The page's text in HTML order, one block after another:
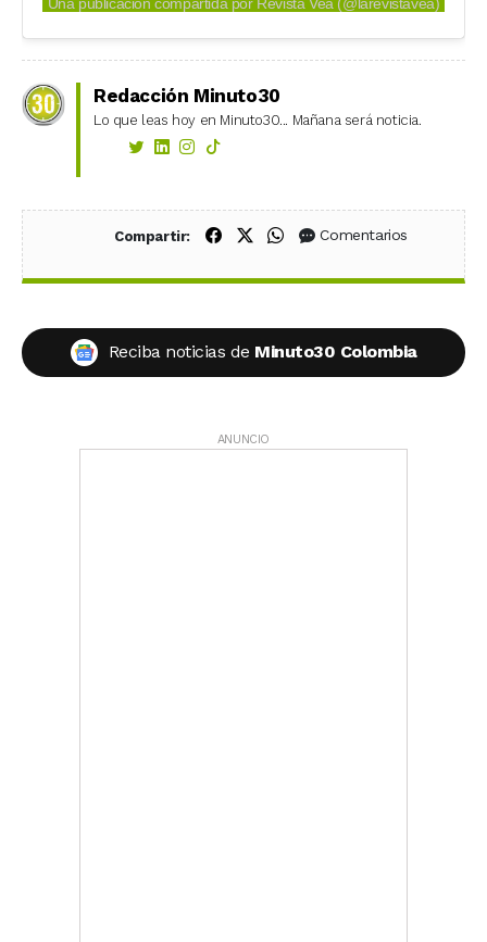
Redacción Minuto30
Lo que leas hoy en Minuto30... Mañana será noticia.
Compartir: Compartir en Facebook
Compartir en X (Twitter)
Compartir en WhatsApp
Comentarios
Reciba noticias de Minuto30 Colombia
ANUNCIO